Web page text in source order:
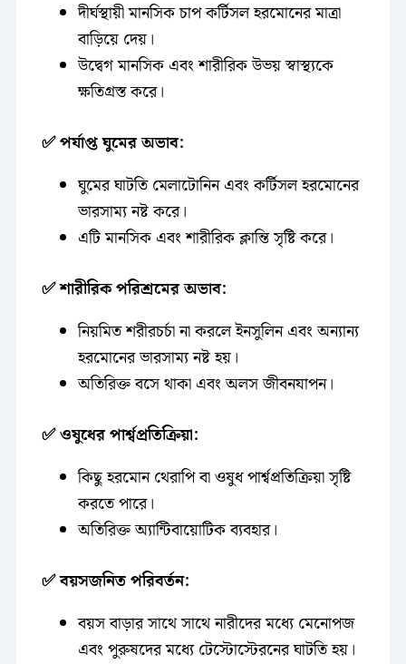
দীর্ঘস্থায়ী মানসিক চাপ কর্টিসল হরমোনের মাত্রা
বাড়িয়ে দেয়।
উদ্বেগ মানসিক এবং শারীরিক উভয় স্বাস্থ্যকে
ক্ষতিগ্রস্ত করে।
✅ পর্যাপ্ত ঘুমের অভাব:
ঘুমের ঘাটতি মেলাটোনিন এবং কর্টিসল হরমোনের
ভারসাম্য নষ্ট করে।
এটি মানসিক এবং শারীরিক ক্লান্তি সৃষ্টি করে।
✅ শারীরিক পরিশ্রমের অভাব:
নিয়মিত শরীরচর্চা না করলে ইনসুলিন এবং অন্যান্য
হরমোনের ভারসাম্য নষ্ট হয়।
অতিরিক্ত বসে থাকা এবং অলস জীবনযাপন।
✅ ওষুধের পার্শ্বপ্রতিক্রিয়া:
কিছু হরমোন থেরাপি বা ওষুধ পার্শ্বপ্রতিক্রিয়া সৃষ্টি
করতে পারে।
অতিরিক্ত অ্যান্টিবায়োটিক ব্যবহার।
✅ বয়সজনিত পরিবর্তন:
বয়স বাড়ার সাথে সাথে নারীদের মধ্যে মেনোপজ
এবং পুরুষদের মধ্যে টেস্টোস্টেরনের ঘাটতি হয়।